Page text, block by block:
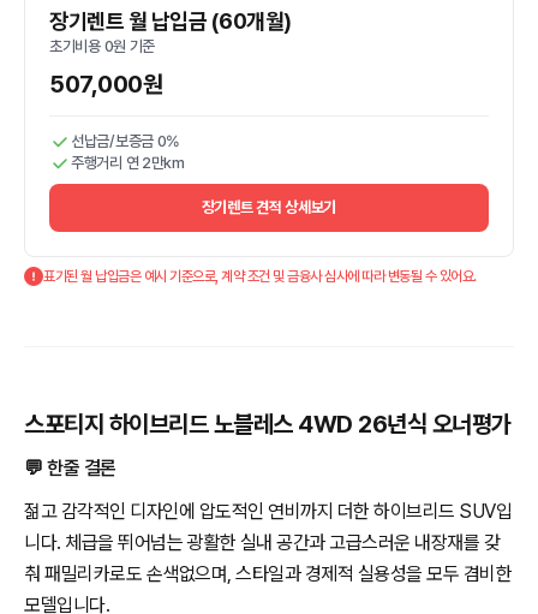
장기렌트 월 납입금 (60개월)
초기비용 0원 기준
507,000원
선납금/보증금 0%
주행거리 연 2만km
장기렌트 견적 상세보기
표기된 월 납입금은 예시 기준으로, 계약 조건 및 금융사 심사에 따라 변동될 수 있어요.
스포티지 하이브리드 노블레스 4WD 26년식 오너평가
💬 한줄 결론
젊고 감각적인 디자인에 압도적인 연비까지 더한 하이브리드 SUV입
니다. 체급을 뛰어넘는 광활한 실내 공간과 고급스러운 내장재를 갖
춰 패밀리카로도 손색없으며, 스타일과 경제적 실용성을 모두 겸비한
모델입니다.